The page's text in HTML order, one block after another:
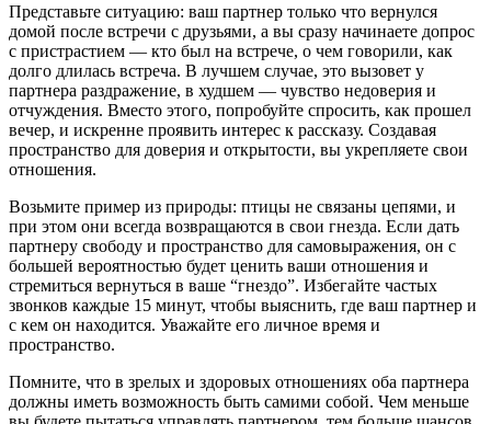
Представьте ситуацию: ваш партнер только что вернулся
домой после встречи с друзьями, а вы сразу начинаете допрос
с пристрастием — кто был на встрече, о чем говорили, как
долго длилась встреча. В лучшем случае, это вызовет у
партнера раздражение, в худшем — чувство недоверия и
отчуждения. Вместо этого, попробуйте спросить, как прошел
вечер, и искренне проявить интерес к рассказу. Создавая
пространство для доверия и открытости, вы укрепляете свои
отношения.
Возьмите пример из природы: птицы не связаны цепями, и
при этом они всегда возвращаются в свои гнезда. Если дать
партнеру свободу и пространство для самовыражения, он с
большей вероятностью будет ценить ваши отношения и
стремиться вернуться в ваше “гнездо”. Избегайте частых
звонков каждые 15 минут, чтобы выяснить, где ваш партнер и
с кем он находится. Уважайте его личное время и
пространство.
Помните, что в зрелых и здоровых отношениях оба партнера
должны иметь возможность быть самими собой. Чем меньше